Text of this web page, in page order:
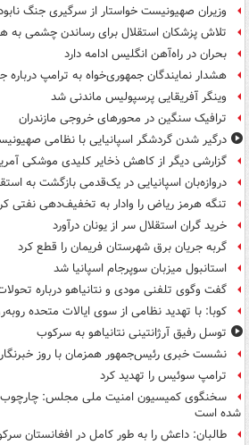
وزیران صهیونیست خواستار از سرگیری جنگ
تلاش پزشکان استقلال برای رساندن چشمی به
بحران در راه‌آهن انگلیس ادامه دارد
هشدار نمایندگان جمهوری‌خواه به ترامپ درباره
وینگر آفریقایی پرسپولیس ماندنی شد
ترافیک سنگین در محورهای خروجی مازندران
درگیر شدن گردشگر اسپانیایی با نظامی
گزارشی دیگر از کاهش ذخایر کلیدی موشکی
دروازه‌بان اسپانیایی در یک‌قدمی بازگشت به
تنگه هرمز ریاض را وادار به تخفیف‌دهی نفتی
خرید گران استقلال سر از یونان درآورد
گربه جریان برق شهرستان فریمان را قطع کرد
استانبول میزبان سوپرجام اسپانیا شد
گفت وگوی تلفنی مودی و نتانیاهو درباره
کوبا: با تهدید نظامی از سوی ایالات متحده
توسل رفیق آرژانتینی نتانیاهو به سرکوب
نشست خبری رئیس‌جمهور همزمان با روز
ترامپ سوئیس را تهدید کرد
سخنگوی کمیسیون امنیت ملی مجلس:
شده است
طالبان: داعش را به طور کامل در افغانستان